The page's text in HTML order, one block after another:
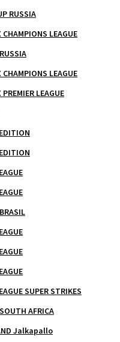
RUSSIA
LEAGUE
LEAGUE
LEAGUE
SUPER STRIKES
AFRICA
Jalkapallo